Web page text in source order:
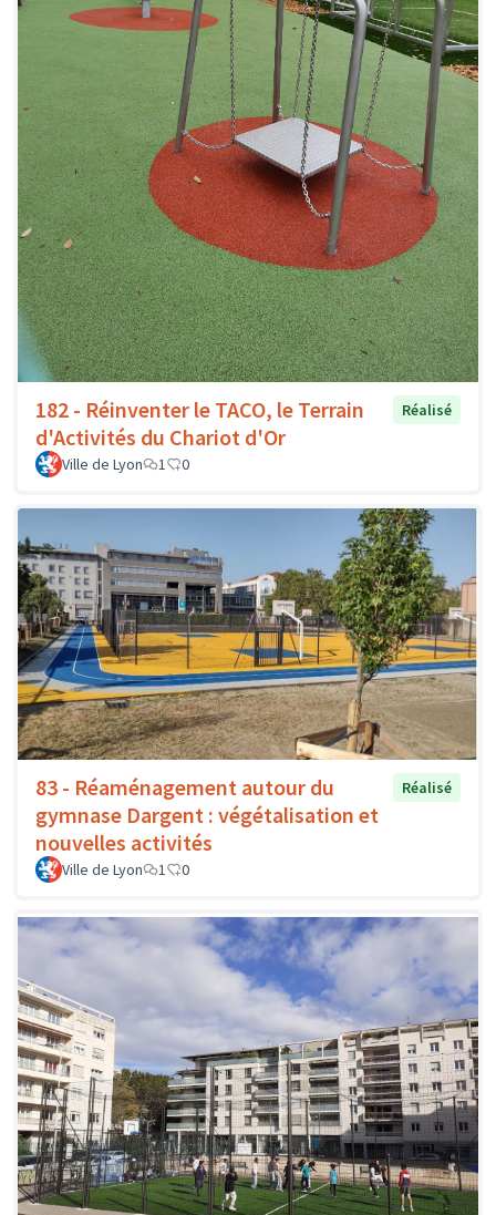
182 - Réinventer le TACO, le Terrain
d'Activités du Chariot d'Or
Réalisé
Ville de Lyon 1 0
83 - Réaménagement autour du
gymnase Dargent : végétalisation et
nouvelles activités
Réalisé
Ville de Lyon 1 0